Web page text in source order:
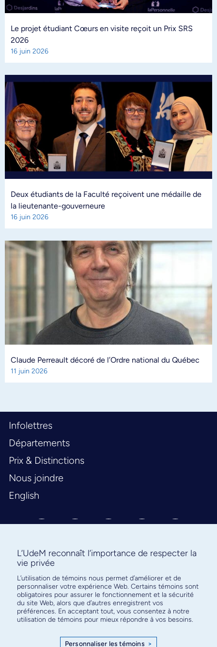
Le projet étudiant Cœurs en visite reçoit un Prix SRS
2026
16 juin 2026
Deux étudiants de la Faculté reçoivent une médaille de
la lieutenante-gouverneure
16 juin 2026
Claude Perreault décoré de l’Ordre national du Québec
11 juin 2026
Infolettres
Départements
Prix & Distinctions
Nous joindre
English
Abonnez-vous à notre infolettre
pour connaître l’actualité facultaire
L’UdeM reconnaît l’importance de respecter la
vie privée
L’utilisation de témoins nous permet d’améliorer et de
personnaliser votre expérience Web. Certains témoins sont
obligatoires pour assurer le fonctionnement et la sécurité
du site Web, alors que d’autres enregistrent vos
préférences. En acceptant tout, vous consentez à notre
utilisation de témoins pour mieux répondre à vos besoins.
Personnaliser les témoins >